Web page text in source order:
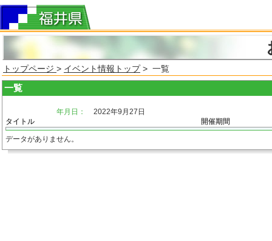
トップページ > イベント情報トップ> 一覧
一覧
年月日：
2022年9月27日
タイトル
開催期間
データがありません。